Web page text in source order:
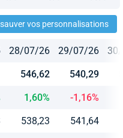
vos personnalisations
28/07/26 29/07/26
546,62 540,29
1,60% -1,16%
538,23 541,64